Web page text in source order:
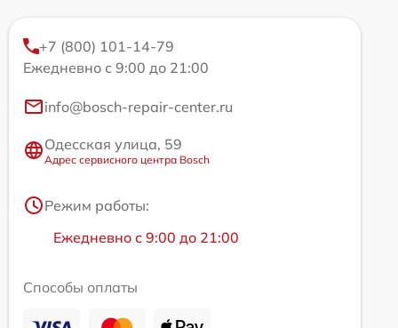
+7 (800) 101-14-79
Ежедневно с 9:00 до 21:00
info@bosch-repair-center.ru
Одесская улица, 59
Адрес сервисного центра Bosch
Режим работы:
Ежедневно с 9:00 до 21:00
Способы оплаты